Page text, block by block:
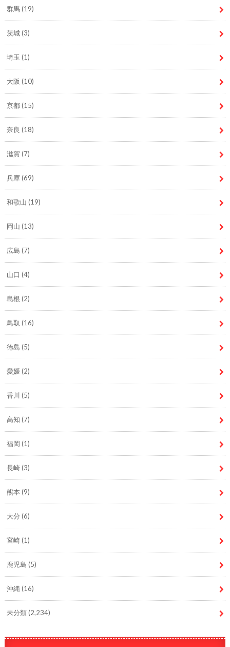
群馬(19)
茨城(3)
埼玉 (1)
大阪 (10)
京都(15)
奈良 (18)
滋賀 (7)
兵庫(69)
和歌山 (19)
岡山 (13)
広島 (7)
山口 (4)
島根 (2)
鳥取 (16)
徳島 (5)
愛媛(2)
香川 (5)
高知 (7)
福岡 (1)
長崎(3)
熊本 (9)
大分 (6)
宮崎(1)
鹿児島 (5)
沖縄 (16)
未分類(2,234)